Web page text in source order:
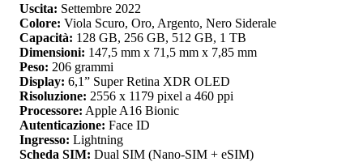
Uscita: Settembre 2022
Colore: Viola Scuro, Oro, Argento, Nero Siderale
Capacità: 128 GB, 256 GB, 512 GB, 1 TB
Dimensioni: 147,5 mm x 71,5 mm x 7,85 mm
Peso: 206 grammi
Display: 6,1” Super Retina XDR OLED
Risoluzione: 2556 x 1179 pixel a 460 ppi
Processore: Apple A16 Bionic
Autenticazione: Face ID
Ingresso: Lightning
Scheda SIM: Dual SIM (Nano-SIM + eSIM)